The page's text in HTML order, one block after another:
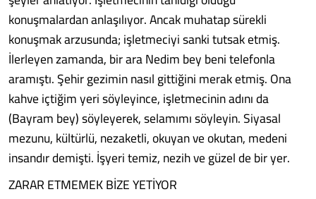
konuşmalardan anlaşılıyor. Ancak muhatap sürekli
konuşmak arzusunda; işletmeciyi sanki tutsak etmiş.
İlerleyen zamanda, bir ara Nedim bey beni telefonla
aramıştı. Şehir gezimin nasıl gittiğini merak etmiş. Ona
kahve içtiğim yeri söyleyince, işletmecinin adını da
(Bayram bey) söyleyerek, selamımı söyleyin. Siyasal
mezunu, kültürlü, nezaketli, okuyan ve okutan, medeni
insandır demişti. İşyeri temiz, nezih ve güzel de bir yer.
ZARAR ETMEMEK BİZE YETİYOR